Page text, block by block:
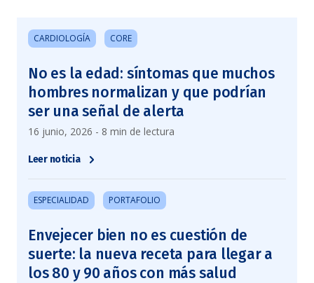
CARDIOLOGÍA CORE
No es la edad: síntomas que muchos
hombres normalizan y que podrían
ser una señal de alerta
16 junio, 2026 - 8 min de lectura
Leer noticia
ESPECIALIDAD PORTAFOLIO
Envejecer bien no es cuestión de
suerte: la nueva receta para llegar a
los 80 y 90 años con más salud